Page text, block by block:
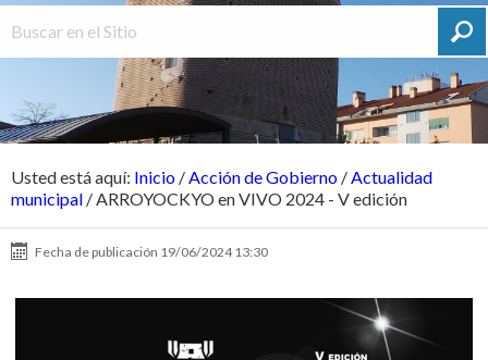
Usted está aquí: Inicio /Acción de Gobierno /Actualidad
municipal /ARROYOCKYO en VIVO 2024 - V edición
Fecha de publicación 19/06/2024 13:30